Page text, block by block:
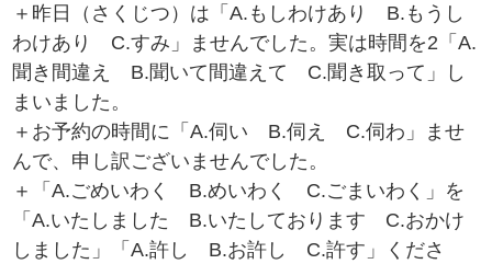
＋昨日（さくじつ）は「A.もしわけあり B.もうし
わけあり C.すみ」ませんでした。実は時間を2「A.
聞き間違え B.聞いて間違えて C.聞き取って」し
まいました。
＋お予約の時間に「A.伺い B.伺え C.伺わ」ませ
んで、申し訳ございませんでした。
＋「A.ごめいわく B.めいわく C.ごまいわく」を
「A.いたしました B.いたしております C.おかけ
しました」「A.許し B.お許し C.許す」くださ